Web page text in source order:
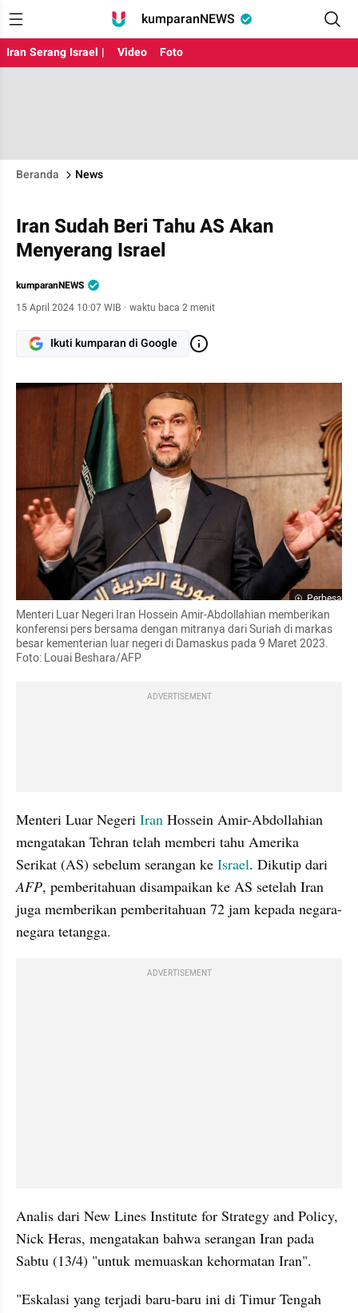
kumparanNEWS
Iran Serang Israel | Video Foto
Beranda News
Iran Sudah Beri Tahu AS Akan
Menyerang Israel
kumparanNEWS
15 April 2024 10:07 WIB · waktu baca 2 menit
Ikuti kumparan di Google
Perbesar
Menteri Luar Negeri Iran Hossein Amir-Abdollahian memberikan
konferensi pers bersama dengan mitranya dari Suriah di markas
besar kementerian luar negeri di Damaskus pada 9 Maret 2023.
Foto: Louai Beshara/AFP
ADVERTISEMENT
Menteri Luar Negeri Iran Hossein Amir-Abdollahian
mengatakan Tehran telah memberi tahu Amerika
Serikat (AS) sebelum serangan ke Israel
AFP, pemberitahuan disampaikan ke AS setelah Iran
juga memberikan pemberitahuan 72 jam kepada negara-
negara tetangga.
ADVERTISEMENT
Analis dari New Lines Institute for Strategy and Policy,
Nick Heras, mengatakan bahwa serangan Iran pada
Sabtu (13/4) "untuk memuaskan kehormatan Iran".
"Eskalasi yang terjadi baru-baru ini di Timur Tengah